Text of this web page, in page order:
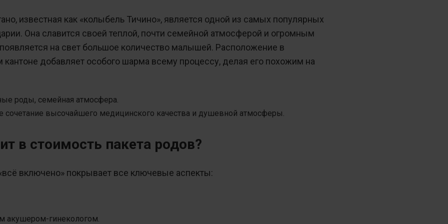
известная как «колыбель Тичино», является одной из самых популярных
Она славится своей теплой, почти семейной атмосферой и огромным
на свет большое количество малышей. Расположение в
добавляет особого шарма всему процессу, делая его похожим на
роды, семейная атмосфера.
сочетание высочайшего медицинского качества и душевной атмосферы.
в стоимость пакета родов?
включено» покрывает все ключевые аспекты:
акушером-гинекологом.